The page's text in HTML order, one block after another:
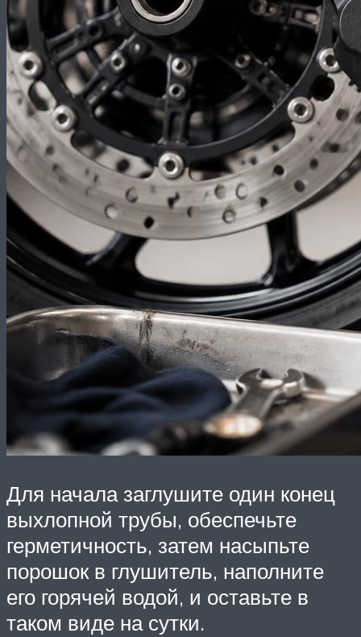
Для начала заглушите один конец
выхлопной трубы, обеспечьте
герметичность, затем насыпьте
порошок в глушитель, наполните
его горячей водой, и оставьте в
таком виде на сутки.